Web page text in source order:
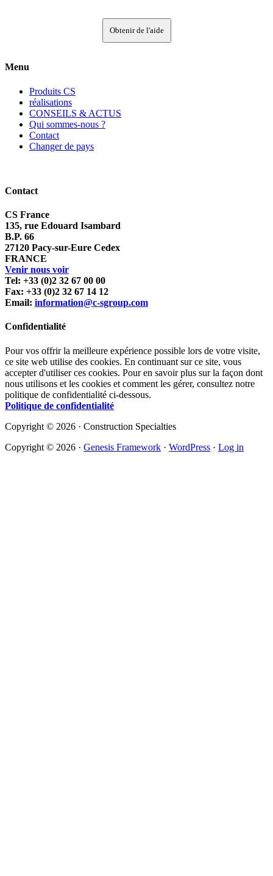
Obtenir de l'aide
Menu
Produits CS
réalisations
CONSEILS & ACTUS
Qui sommes-nous ?
Contact
Changer de pays
Contact
CS France
135, rue Edouard Isambard
B.P. 66
27120 Pacy-sur-Eure Cedex
FRANCE
Venir nous voir
Tel: +33 (0)2 32 67 00 00
Fax: +33 (0)2 32 67 14 12
Email: information@c-sgroup.com
Confidentialité
Pour vos offrir la meilleure expérience possible lors de votre visite,
ce site web utilise des cookies. En continuant sur ce site, vous
accepter d'utiliser ces cookies. Pour en savoir plus sur la façon dont
nous utilisons et les cookies et comment les gérer, consultez notre
politique de confidentialité ci-dessous.
Politique de confidentialité
Copyright © 2026 · Construction Specialties
Copyright © 2026 · Genesis Framework · WordPress · Log in